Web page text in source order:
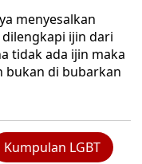
menyesalkan
ijin dari
tidak ada ijin maka
bukan di bubarkan
Kumpulan LGBT